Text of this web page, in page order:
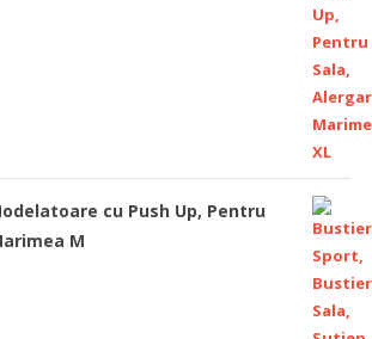
cu Push Up, Pentru
M